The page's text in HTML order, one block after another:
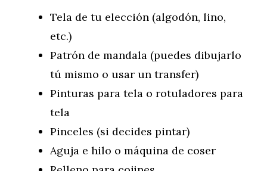
Tela de tu elección (algodón, lino,
etc.)
Patrón de mandala (puedes dibujarlo
tú mismo o usar un transfer)
Pinturas para tela o rotuladores para
tela
Pinceles (si decides pintar)
Aguja e hilo o máquina de coser